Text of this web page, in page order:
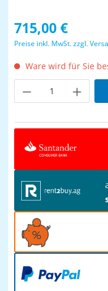
Regulärer Preis:
715,00 €
Preise inkl. MwSt. zzgl.
Ware wird für Sie
Produkt